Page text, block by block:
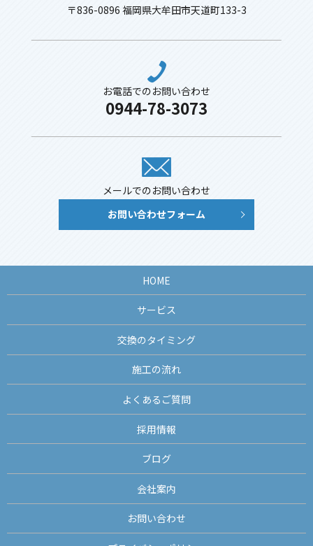
〒836-0896 福岡県大牟田市天道町133-3
お電話でのお問い合わせ
0944-78-3073
メールでのお問い合わせ
お問い合わせフォーム
HOME
サービス
交換のタイミング
施工の流れ
よくあるご質問
採用情報
ブログ
会社案内
お問い合わせ